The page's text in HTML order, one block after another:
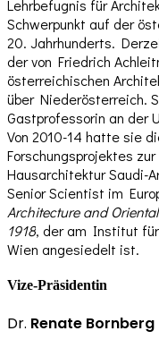
Lehrbefugnis für
Schwerpunkt auf der
20. Jahrhunderts.
der von Friedrich
österreichischen
über Niederösterreich.
Gastprofessorin an der
Von 2010-14 hatte sie
Forschungsprojektes
Hausarchitektur Saudi-
Senior Scientist im
Architecture and
1918, der am Institut
Wien angesiedelt ist.
Vize-Präsidentin
Dr. Renate Bornberg